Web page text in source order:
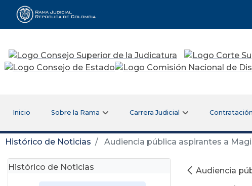
Rama Judicial
Inicio Sobre la Rama Carrera Judicial Contratación
Histórico de Noticias Audiencia pública aspirantes a
Histórico de Noticias Audiencia